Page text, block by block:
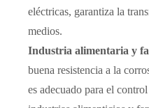
eléctricas, garantiza la
medios.
Industria alimentaria y
buena resistencia a la
es adecuado para el